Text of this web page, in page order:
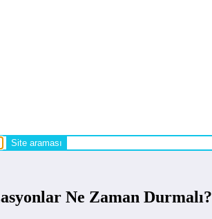
Ne Zaman Durmalı?